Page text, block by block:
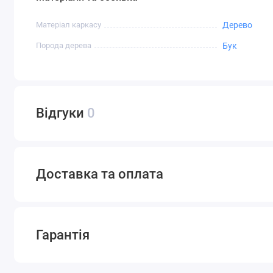
Матеріал каркасу Дерево
Порода дерева Бук
Відгуки 0
Доставка та оплата
Гарантія